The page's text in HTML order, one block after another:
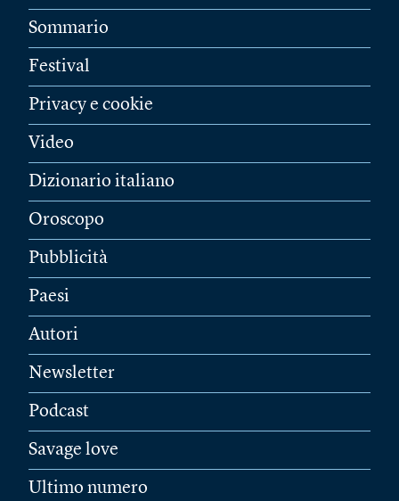
Sommario
Festival
Privacy e cookie
Video
Dizionario italiano
Oroscopo
Pubblicità
Paesi
Autori
Newsletter
Podcast
Savage love
Ultimo numero